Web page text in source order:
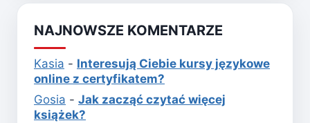
NAJNOWSZE KOMENTARZE
Kasia - Interesują Ciebie kursy językowe
online z certyfikatem?
Gosia - Jak zacząć czytać więcej
książek?